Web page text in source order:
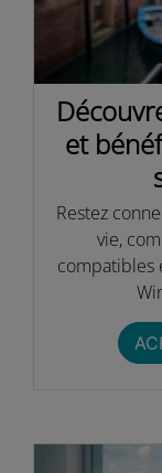
et
Restez
vie,
compatibles